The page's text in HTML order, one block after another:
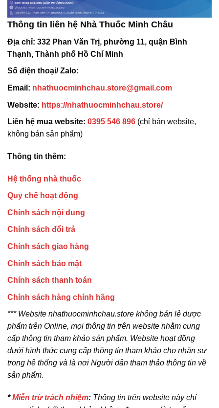
Thông tin liên hệ Nhà Thuốc Minh Châu
Địa chỉ: 332 Phan Văn Trị, phường 11, quận Bình
Thạnh, Thành phố Hồ Chí Minh
Số điện thoại/ Zalo:
Email: nhathuocminhchau.store@gmail.com
Website: https://nhathuocminhchau.store/
Liên hệ mua website: 0395 546 896 (chỉ bán website,
không bán sản phẩm)
Thông tin thêm:
Hệ thống nhà thuốc
Quy chế hoạt động
Chính sách nội dung
Chính sách đổi trả
Chính sách giao hàng
Chính sách bảo mật
Chính sách thanh toán
Chính sách hàng chính hãng
*** Website nhathuocminhchau.store không bán lẻ dược
phẩm trên Online, mọi thông tin trên website nhằm cung
cấp thông tin tham khảo sản phẩm. Website hoạt đồng
dưới hình thức cung cấp thông tin tham khảo cho nhân sự
trong hệ thống và là nơi Người dân tham thảo thông tin về
sản phẩm.
*Miễn trừ trách nhiệm: Thông tin trên website này chỉ